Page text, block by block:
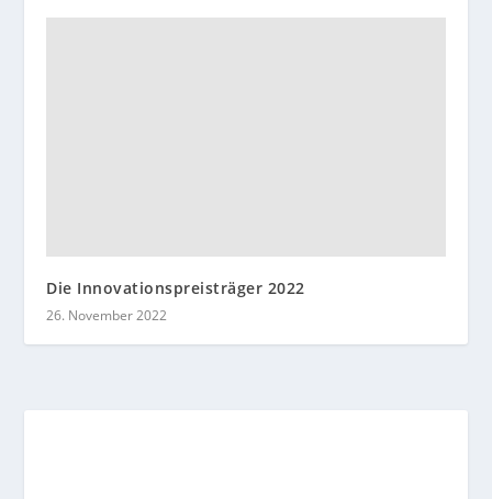
Die Innovationspreisträger 2022
26. November 2022